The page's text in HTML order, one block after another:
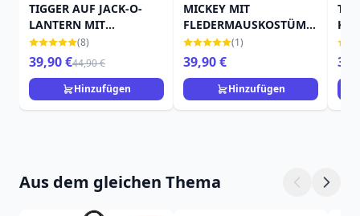
TIGGER AUF JACK-O-
LANTERN MIT
FLEDERMAUS - DISNEY
TRADITIONS
(8)
39,90 €44,90 €
Hinzufügen
MICKEY MIT
FLEDERMAUSKOSTÜM -
DISNEY TRADITIONS
(1)
39,90 €
Hinzufügen
Aus dem gleichen Thema